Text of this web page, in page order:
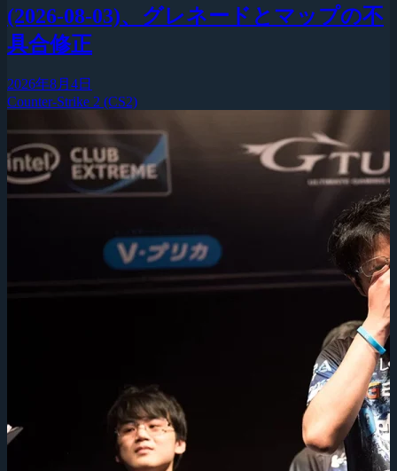
(2026-08-03)、グレネードとマップの不
具合修正
2026年8月4日
Counter-Strike 2 (CS2)